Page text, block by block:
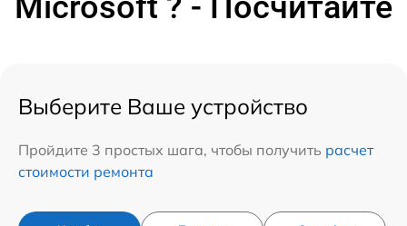
Выберите Ваше устройство
Пройдите 3 простых шага, чтобы получить расчет
стоимости ремонта